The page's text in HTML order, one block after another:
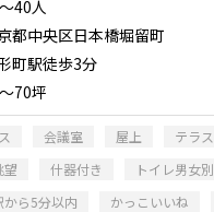
40人
都中央区日本橋堀留町
町駅徒歩3分
70坪
会議室 屋上
テラス
望 什器付き
トイレ男女別
から5分以内 かっこいいね